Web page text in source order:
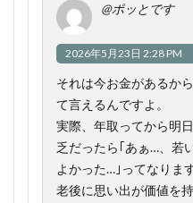
@ポッとです
2026年5月23日 2:28 PM
それは今お金があるか
て言えるんですよ。
実際、年取ってから明
乏だったら｢あぁ…、若
よかった…｣ってなります
老後に思い出が価値を